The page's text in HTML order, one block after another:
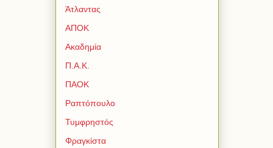
Άτλαντας
ΑΠΟΚ
Ακαδημία
Π.Α.Κ.
ΠΑΟΚ
Ραπτόπουλο
Τυμφρηστός
Φραγκίστα